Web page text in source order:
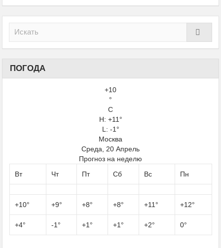
ПОГОДА
+10
°
C
H: +11°
L: -1°
Москва
Среда, 20 Апрель
Прогноз на неделю
Вт
Чт Пт Сб Вс Пн
+10° +9° +8° +8° +11° +12°
+4° -1° +1° +1° +2° 0°